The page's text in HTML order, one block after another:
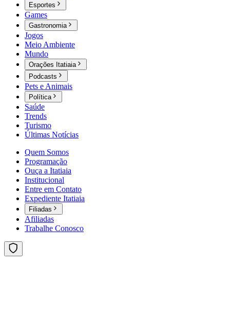
Esportes
Games
Gastronomia
Jogos
Meio Ambiente
Mundo
Orações Itatiaia
Podcasts
Pets e Animais
Política
Saúde
Trends
Turismo
Últimas Notícias
Quem Somos
Programação
Ouça a Itatiaia
Institucional
Entre em Contato
Expediente Itatiaia
Filiadas
Afiliadas
Trabalhe Conosco